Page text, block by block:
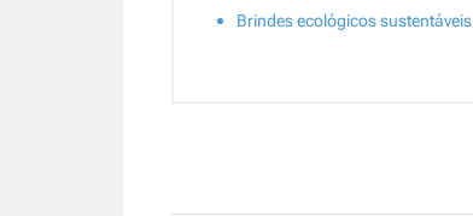
Brindes ecológicos sustentáveis